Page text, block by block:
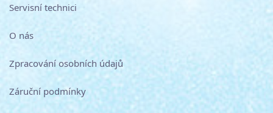
Servisní technici
O nás
Zpracování osobních údajů
Záruční podmínky